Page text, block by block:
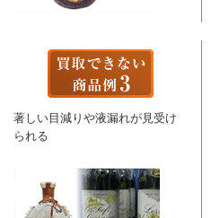
著しい目減りや液漏れが見受け
られる